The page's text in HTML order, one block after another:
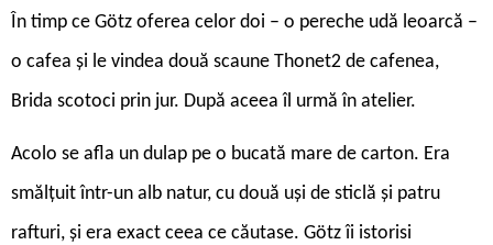
În timp ce Götz oferea celor doi – o pereche udă leoarcă –
o cafea și le vindea două scaune Thonet2 de cafenea,
Brida scotoci prin jur. După aceea îl urmă în atelier.
Acolo se afla un dulap pe o bucată mare de carton. Era
smălțuit într-un alb natur, cu două uși de sticlă și patru
rafturi, și era exact ceea ce căutase. Götz îi istorisi